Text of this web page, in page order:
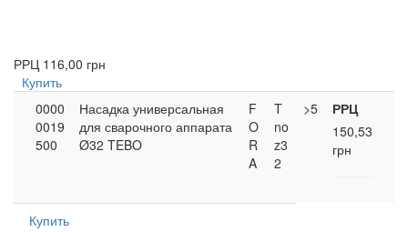
РРЦ 116,00 грн
Купить
0000
0019
500
Насадка универсальная
для сварочного аппарата
Ø32 TEBO
F
O
R
A
T
no
z3
2
>5
РРЦ
150,53
грн
Купить